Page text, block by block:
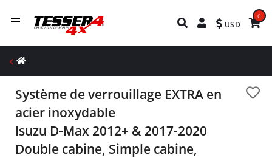
USD
0
Système de verrouillage EXTRA en
acier inoxydable
Isuzu D-Max 2012+ & 2017-2020
Double cabine, Simple cabine,